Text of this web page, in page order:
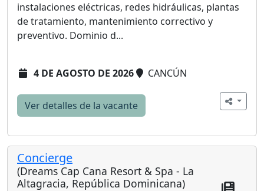
instalaciones eléctricas, redes hidráulicas, plantas
de tratamiento, mantenimiento correctivo y
preventivo. Dominio d...
4 DE AGOSTO DE 2026 CANCÚN
Ver detalles de la vacante
Concierge
(Dreams Cap Cana Resort & Spa - La
Altagracia, República Dominicana)